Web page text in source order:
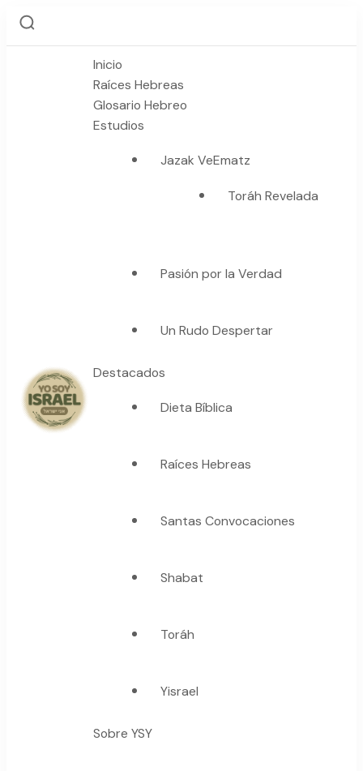
"La suma de tu palabra, es verdad"
Inicio
Raíces Hebreas
Glosario Hebreo
Estudios
Jazak VeEmatz
Toráh Revelada
Pasión por la Verdad
Un Rudo Despertar
Destacados
Dieta Bíblica
Raíces Hebreas
Santas Convocaciones
Shabat
Toráh
Yisrael
Sobre YSY